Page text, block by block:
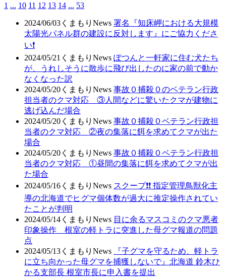
1 ... 10 11 12 13 14 ... 53
2024/06/03 くまもりNews 署名『知床岬における大規模
太陽光パネル群の建設に反対します』にご協力くださ
い❗
2024/05/21 くまもりNews ぽつんと一軒家に住む犬たち
が、うれしそうに散歩に飛び出したのに家の前で動か
なくなった訳
2024/05/20 くまもりNews 事故０捕殺０のベテラン行政
担当者のクマ対応 ③人間などに驚いたクマが建物に
逃げ込んだ場合
2024/05/20 くまもりNews 事故０捕殺０ベテラン行政担
当者のクマ対応 ②夜の集落に餌を求めてクマが出た
場合
2024/05/20 くまもりNews 事故０捕殺０ベテラン行政担
当者のクマ対応 ①昼間の集落に餌を求めてクマが出
た場合
2024/05/16 くまもりNews スクープ❗❗ 指定管理鳥獣化主
導の北海道でヒグマ個体数が過大に推定操作されてい
たことが判明
2024/05/14 くまもりNews 目に余るマスコミのクマ悪者
印象操作 根室の軽トラに突進した母グマ報道の問題
点
2024/05/13 くまもりNews
『子グマを守るため、軽トラ
に立ち向かった母グマを捕獲しないで』北海道 鈴木ひ
かる支部長 根室市長に申入書を提出